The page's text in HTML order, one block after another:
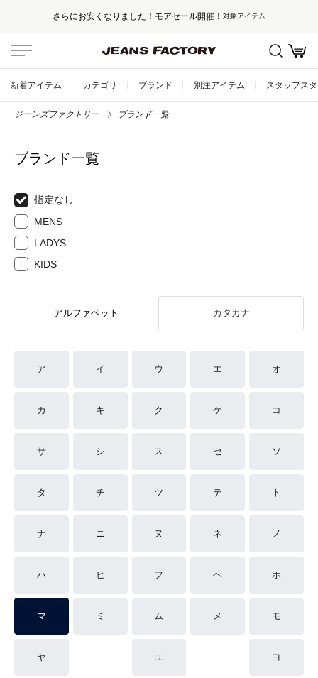
さらにお安くなりました！モアセール開催！対象アイテム
新着アイテム カテゴリ ブランド 別注アイテム スタッフス
ジーンズファクトリー ブランド一覧
ブランド一覧
指定なし
MENS
LADYS
KIDS
アルファベット カタカナ
ア イ ウ エ オ
カ キ ク ケ コ
サ シ ス セ ソ
タ チ ツ テ ト
ナ ニ ヌ ネ ノ
ハ ヒ フ ヘ ホ
マ ミ ム メ モ
ヤ ユ ヨ